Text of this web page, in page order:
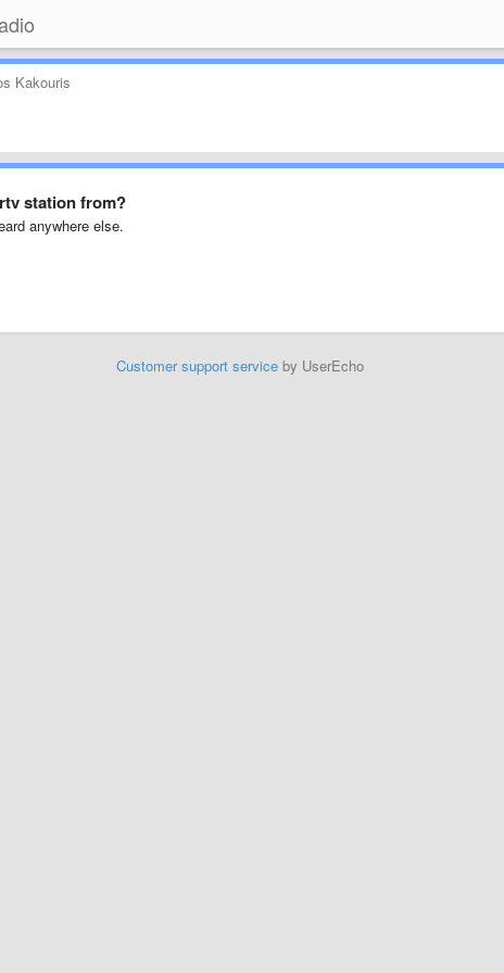
Kakouris
station from?
anywhere else.
Customer support serviceby UserEcho